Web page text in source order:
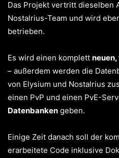
Das Projekt vertritt dieselben
Nostalrius-Team und wird
betrieben.
Es wird einen komplett
– außerdem werden die
von Elysium und Nostalrius
einen PvP und einen PvE-
Datenbanken geben.
Einige Zeit danach soll der
erarbeitete Code inklusive